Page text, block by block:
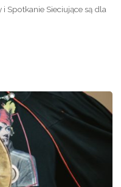
Spotkanie Sieciujące są dla